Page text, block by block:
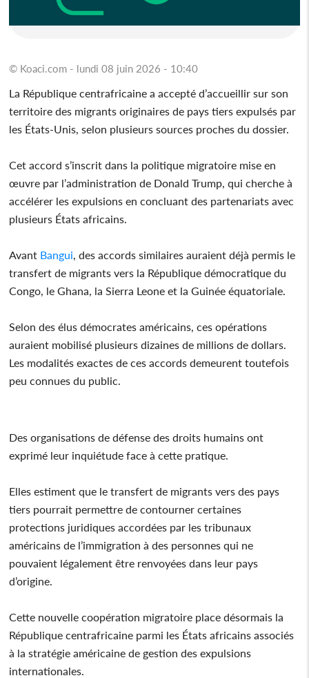
© Koaci.com - lundi 08 juin 2026 - 10:40
La République centrafricaine a accepté d’accueillir sur son
territoire des migrants originaires de pays tiers expulsés par
les États-Unis, selon plusieurs sources proches du dossier.
Cet accord s’inscrit dans la politique migratoire mise en
œuvre par l’administration de Donald Trump, qui cherche à
accélérer les expulsions en concluant des partenariats avec
plusieurs États africains.
Avant Bangui , des accords similaires auraient déjà permis le
transfert de migrants vers la République démocratique du
Congo, le Ghana, la Sierra Leone et la Guinée équatoriale.
Selon des élus démocrates américains, ces opérations
auraient mobilisé plusieurs dizaines de millions de dollars.
Les modalités exactes de ces accords demeurent toutefois
peu connues du public.
Des organisations de défense des droits humains ont
exprimé leur inquiétude face à cette pratique.
Elles estiment que le transfert de migrants vers des pays
tiers pourrait permettre de contourner certaines
protections juridiques accordées par les tribunaux
américains de l’immigration à des personnes qui ne
pouvaient légalement être renvoyées dans leur pays
d’origine.
Cette nouvelle coopération migratoire place désormais la
République centrafricaine parmi les États africains associés
à la stratégie américaine de gestion des expulsions
internationales.